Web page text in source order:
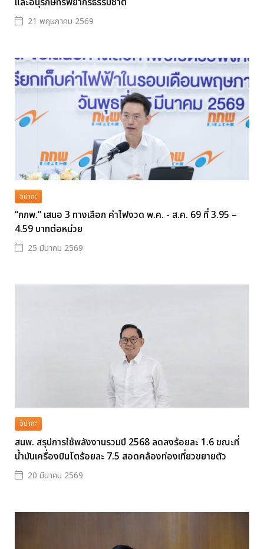
21 พฤษภาคม 2569
จิปาถะ
“กกพ.” เสนอ 3 ทางเลือก ค่าไฟงวด พ.ค. - ส.ค. 69 ที่ 3.95 –
4.59 บาทต่อหน่วย
25 มีนาคม 2569
จิปาถะ
สนพ. สรุปการใช้พลังงานรวมปี 2568 ลดลงร้อยละ 1.6 ขณะที่
น้ำมันเครื่องบินโตร้อยละ 7.5 สอดคล้องท่องเที่ยวขยายตัว
20 มีนาคม 2569